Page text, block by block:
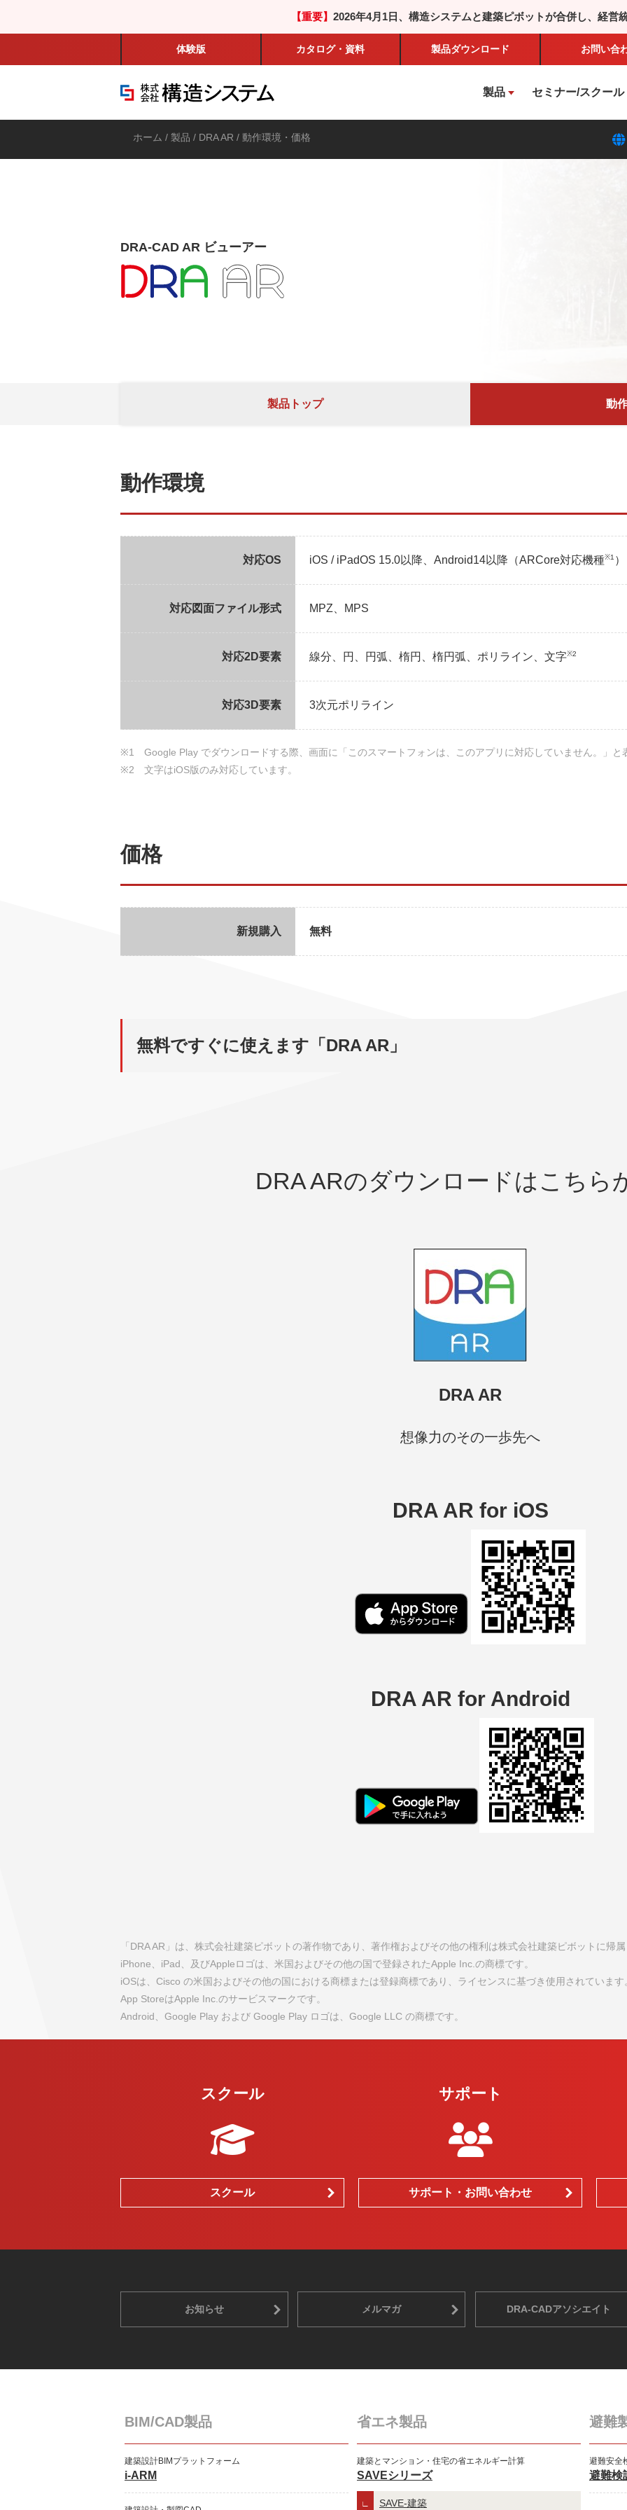
【重要】 2026年4月1日、構造システムと建築ピボットが合併し、経営
体験版 カタログ・資料 製品ダウンロード お問い合
製品 セミナー/スクール
ホーム / 製品 / DRA AR / 動作環境・価格
DRA-CAD AR ビューアー
製品 トップ 動
動作環境
対応OS iOS / iPadOS 15.0以降、Android14以降（ARCore対応機種※1 ）
対応図面ファイル形式 MPZ、MPS
対応2D要素 線分、円、円弧、楕円、楕円弧、ポリライン、文字※2
対応3D要素 3次元ポリライン
※1 Google Play でダウンロードする際、画面に「このスマートフォンは、このアプリに対応していません。」と
※2 文字はiOS版のみ対応しています。
価格
新規購入 無料
無料ですぐに使えます「DRA AR」
DRA ARのダウンロードはこちら
DRA AR
想像力のその一歩先へ
DRA AR for iOS
DRA AR for Android
「DRA AR」は、株式会社建築ピボットの著作物であり、著作権およびその他の権利は株式会社建築ピボットに帰
iPhone、iPad、及びAppleロゴは、米国およびその他の国で登録されたApple Inc.の商標です。
iOSは、Cisco の米国およびその他の国における商標または登録商標であり、ライセンスに基づき使用されています
App StoreはApple Inc.のサービスマークです。
Android、Google Play および Google Play ロゴは、Google LLC の商標です。
スクール
スクール
サポート
サポート・お問い合わせ
お知らせ メルマガ DRA-CADアソシエイト
BIM/CAD製品
建築設計BIMプラットフォーム
i-ARM
省エネ製品
建築とマンション・住宅の省エネルギー計算
SAVEシリーズ
SAVE-建築
避難
避難安全
避難検